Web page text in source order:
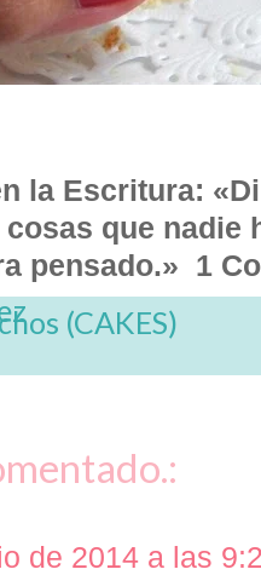
la Escritura:
que nadie
pensado.» 1
(CAKES)
de 2014 a las